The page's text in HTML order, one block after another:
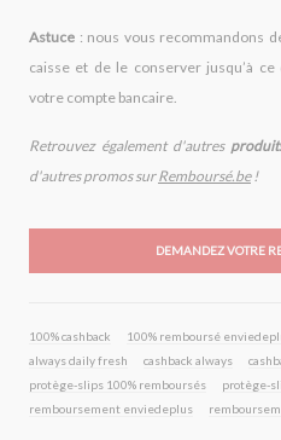
Astuce : nous vous recommandons
caisse et de le conserver jusqu’à
votre compte bancaire.
Retrouvez également d'autres
d'autres promos surRemboursé.be!
DEMANDEZ VOTRE
100% cashback 100% remboursé
always daily fresh
cashback always
protège-slips 100% remboursés
protège-
remboursement enviedeplus